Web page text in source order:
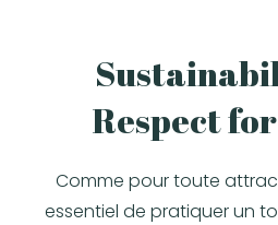
Respect
Comme pour toute
essentiel de pratiquer un